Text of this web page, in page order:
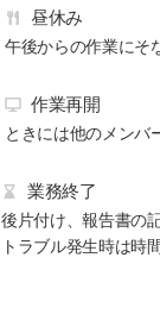
昼休み
午後からの作業にそ
作業再開
ときには他のメンバ
業務終了
後片付け、報告書の
トラブル発生時は時